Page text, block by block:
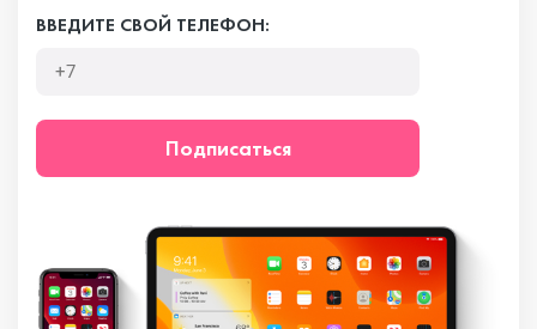
ВВЕДИТЕ СВОЙ ТЕЛЕФОН:
Подписаться